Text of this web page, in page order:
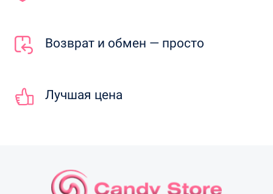
Возврат и обмен — просто
Лучшая цена